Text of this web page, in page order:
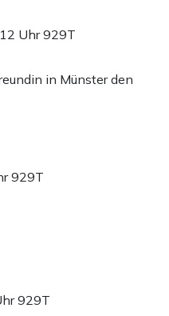
Uhr929T
in Münster den
929T
929T